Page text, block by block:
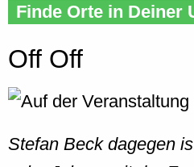
Finde Orte in Deiner
Off Off
Stefan Beck dagegen